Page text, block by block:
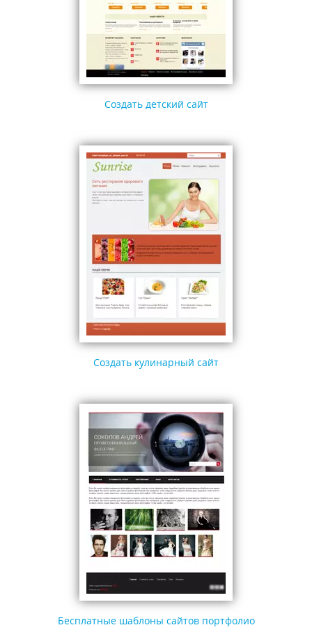
Создать детский сайт
Создать кулинарный сайт
Бесплатные шаблоны сайтов портфолио